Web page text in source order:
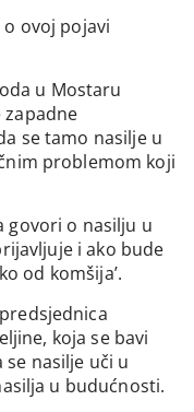
ovoj pojavi
u Mostaru
zapadne
se tamo nasilje u
problemom koji
govori o nasilju u
i ako bude
od komšija’.
koja se bavi
nasilje uči u
u budućnosti.